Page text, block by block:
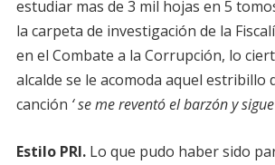
estudiar mas de 3 mil hojas en 5
la carpeta de investigación de la
en el Combate a la Corrupción, lo
alcalde se le acomoda aquel estribillo
canción ‘ se me reventó el barzón y
Estilo PRI. Lo que pudo haber sido